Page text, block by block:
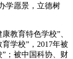
学愿景，立德树
教育特色学校”、
学校”，2017年被
；被中国科协、财